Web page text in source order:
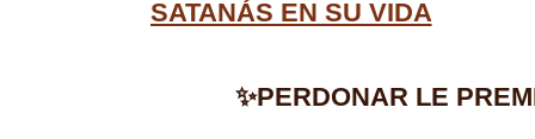
SATANÁS EN SU VIDA
✨PERDONAR LE